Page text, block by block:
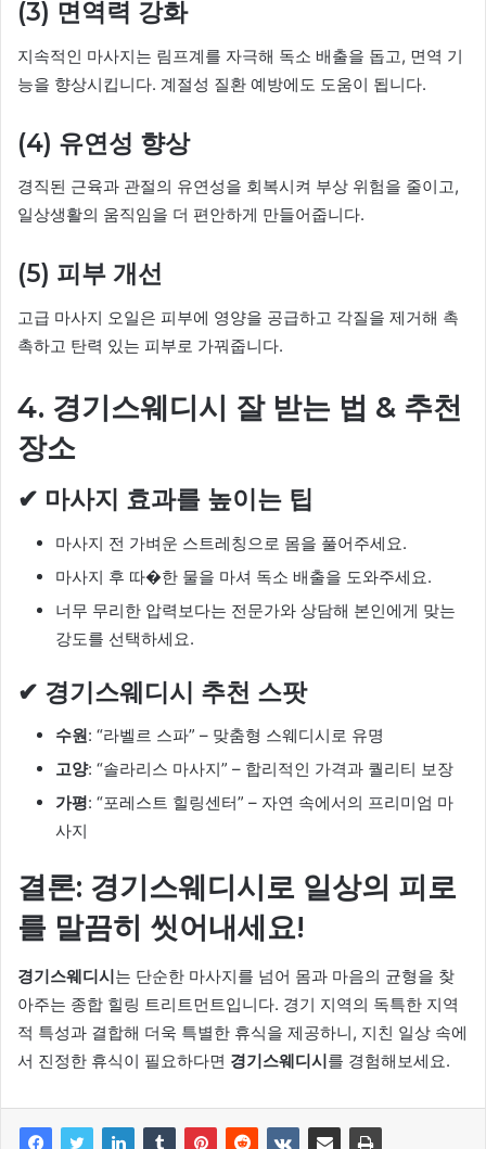
(3) 면역력 강화
지속적인 마사지는 림프계를 자극해 독소 배출을 돕고, 면역 기
능을 향상시킵니다. 계절성 질환 예방에도 도움이 됩니다.
(4) 유연성 향상
경직된 근육과 관절의 유연성을 회복시켜 부상 위험을 줄이고,
일상생활의 움직임을 더 편안하게 만들어줍니다.
(5) 피부 개선
고급 마사지 오일은 피부에 영양을 공급하고 각질을 제거해 촉
촉하고 탄력 있는 피부로 가꿔줍니다.
4. 경기스웨디시 잘 받는 법 & 추천
장소
✔ 마사지 효과를 높이는 팁
마사지 전 가벼운 스트레칭으로 몸을 풀어주세요.
마사지 후 따�한 물을 마셔 독소 배출을 도와주세요.
너무 무리한 압력보다는 전문가와 상담해 본인에게 맞는
강도를 선택하세요.
✔ 경기스웨디시 추천 스팟
수원: “라벨르 스파” – 맞춤형 스웨디시로 유명
고양: “솔라리스 마사지” – 합리적인 가격과 퀄리티 보장
가평: “포레스트 힐링센터” – 자연 속에서의 프리미엄 마
사지
결론: 경기스웨디시로 일상의 피로
를 말끔히 씻어내세요!
경기스웨디시는 단순한 마사지를 넘어 몸과 마음의 균형을 찾
아주는 종합 힐링 트리트먼트입니다. 경기 지역의 독특한 지역
적 특성과 결합해 더욱 특별한 휴식을 제공하니, 지친 일상 속에
서 진정한 휴식이 필요하다면 경기스웨디시를 경험해보세요.